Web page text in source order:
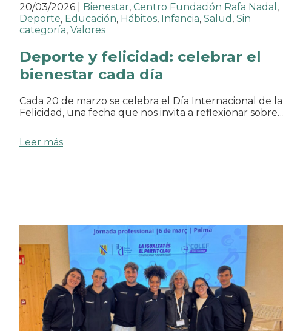
20/03/2026 Bienestar, Centro Fundación Rafa Nadal ,
Deporte, Educación, Hábitos, Infancia, Salud , Sin
categoría, Valores
Deporte y felicidad: celebrar el
bienestar cada día
Cada 20 de marzo se celebra el Día Internacional de la
Felicidad, una fecha que nos invita a reflexionar sobre…
Leer más